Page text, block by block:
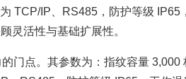
TCP/IP、RS485，防护等级
灵活性与基础扩展性。
门点。其参数为：指纹容量 3,000